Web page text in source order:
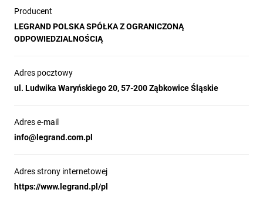
Producent
LEGRAND POLSKA SPÓŁKA Z OGRANICZONĄ
ODPOWIEDZIALNOŚCIĄ
Adres pocztowy
ul. Ludwika Waryńskiego 20, 57-200 Ząbkowice Śląskie
Adres e-mail
info@legrand.com.pl
Adres strony internetowej
https://www.legrand.pl/pl